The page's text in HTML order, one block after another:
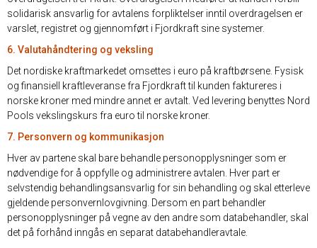
solidarisk ansvarlig for avtalens forpliktelser inntil overdragelsen er
varslet, registret og gjennomført i Fjordkraft sine systemer.
6. Valutahåndtering og veksling
Det nordiske kraftmarkedet omsettes i euro på kraftbørsene. Fysisk
og finansiell kraftleveranse fra Fjordkraft til kunden faktureres i
norske kroner med mindre annet er avtalt. Ved levering benyttes Nord
Pools vekslingskurs fra euro til norske kroner.
7. Personvern og kommunikasjon
Hver av partene skal bare behandle personopplysninger som er
nødvendige for å oppfylle og administrere avtalen. Hver part er
selvstendig behandlingsansvarlig for sin behandling og skal etterleve
gjeldende personvernlovgivning. Dersom en part behandler
personopplysninger på vegne av den andre som databehandler, skal
det på forhånd inngås en separat databehandleravtale.